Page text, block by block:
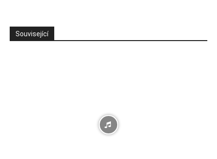
Související